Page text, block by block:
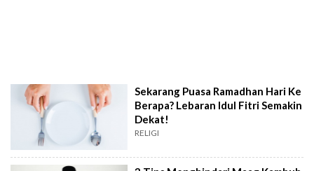
Sekarang Puasa Ramadhan Hari Ke
Berapa? Lebaran Idul Fitri Semakin
Dekat!
RELIGI